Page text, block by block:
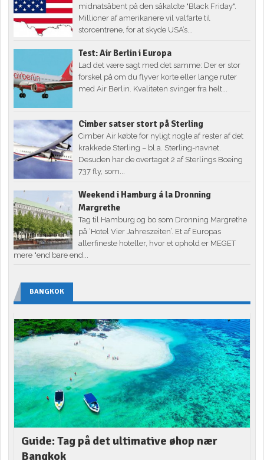
midnatsåbent på den såkaldte "Black Friday".
Millioner af amerikanere vil valfarte til
storcentrene, for at skyde USA’s...
Test: Air Berlin i Europa
Lad det være sagt med det samme: Der er stor
forskel på om du flyver korte eller lange ruter
med Air Berlin. Kvaliteten svinger fra helt...
Cimber satser stort på Sterling
Cimber Air købte for nyligt nogle af rester af det
krakkede Sterling – bl.a. Sterling-navnet.
Desuden har de overtaget 2 af Sterlings Boeing
737 fly, som...
Weekend i Hamburg á la Dronning
Margrethe
Tag til Hamburg og bo som Dronning Margrethe
på ‘Hotel Vier Jahreszeiten’. Et af Europas
allerfineste hoteller, hvor et ophold er MEGET
mere "end bare end...
BANGKOK
Guide: Tag på det ultimative øhop nær
Bangkok